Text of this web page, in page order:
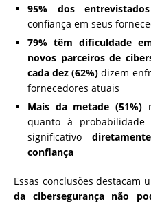
95% dos entrevistados
confiança em seus
79% têm dificuldade
novos parceiros de
cada dez (62%) dizem
fornecedores atuais
Mais da metade (51%)
quanto à
significativo
confiança
Essas conclusões
da cibersegurança não